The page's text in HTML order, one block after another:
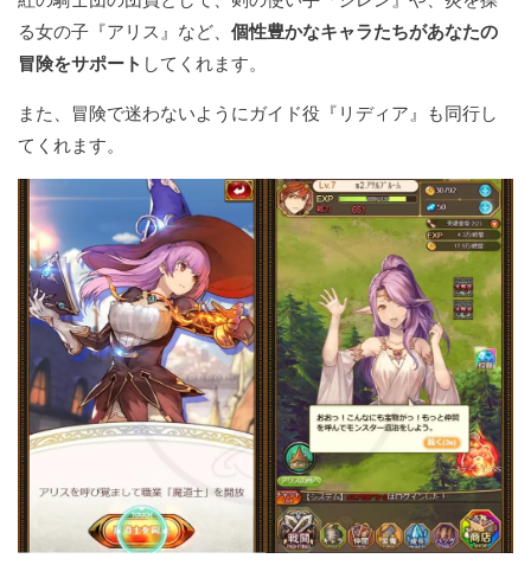
る女の子『アリス』など、 個性豊かなキャラたちがあなたの
冒険をサポート してくれます。
また、冒険で迷わないようにガイド役『リディア』も同行し
てくれます。